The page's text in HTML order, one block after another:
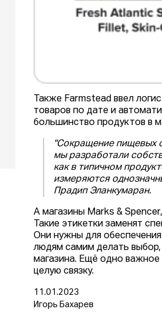
Также Farmstead ввел
товаров по дате и
большинство продуктов в
"Сокращение пищевых
мы разработали
как в типичном
измеряются
Прадип Эланкумаран.
А магазины Marks &
Такие этикетки заменят
Они нужны для
людям самим делать выбор,
магазина. Ещё одно важное
целую связку.
11.01.2023
Игорь Бахарев